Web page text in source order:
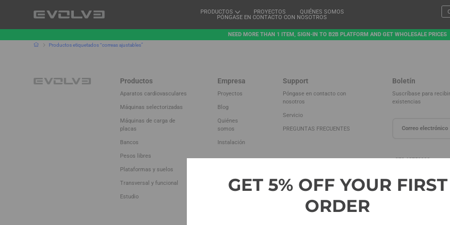
PRODUCTOS PROYECTOS
QUIÉNES SOMOS
PÓNGASE EN CONTACTO CON NOSOTROS
NEED MORE THAN 1 ITEM, SIGN-IN TO B2B PLATFORM AND GET WHOLESALE PRICES
Productos etiquetados “correas ajustables”
Productos
Aparatos cardiovasculares
Máquinas selectorizadas
Máquinas de carga de
placas
Bancos
Pesos libres
Plataformas y suelos
Transversal y funcional
Estudio
Empresa
Proyectos
Blog
Quiénes
somos
Instalación
Support
Póngase en contacto con
nosotros
Servicio
PREGUNTAS FRECUENTES
Boletín
Suscríbase para
existencias
+370 63758888
LT-91291, Distrito de
GET 5% OFF YOUR FIRST
ORDER